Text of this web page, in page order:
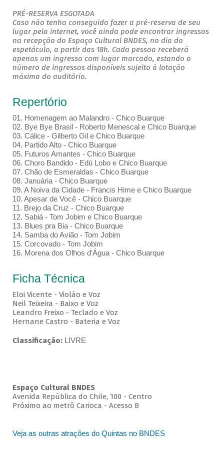
PRÉ-RESERVA ESGOTADA
Caso não tenha conseguido fazer a pré-reserva de seu
lugar pela internet, você ainda pode encontrar ingressos
na recepção do Espaço Cultural BNDES, no dia do
espetáculo, a partir das 18h. Cada pessoa receberá
apenas um ingresso com lugar marcado, estando o
número de ingressos disponíveis sujeito à lotação
máxima do auditório.
Repertório
01. Homenagem ao Malandro - Chico Buarque
02. Bye Bye Brasil - Roberto Menescal e Chico Buarque
03. Cálice - Gilberto Gil e Chico Buarque
04. Partido Alto - Chico Buarque
05. Futuros Amantes - Chico Buarque
06. Choro Bandido - Edú Lobo e Chico Buarque
07. Chão de Esmeraldas - Chico Buarque
08. Januária - Chico Buarque
09. A Noiva da Cidade - Francis Hime e Chico Buarque
10. Apesar de Você - Chico Buarque
11. Brejo da Cruz - Chico Buarque
12. Sabiá - Tom Jobim e Chico Buarque
13. Blues pra Bia - Chico Buarque
14. Samba do Avião - Tom Jobim
15. Corcovado - Tom Jobim
16. Morena dos Olhos d'Água - Chico Buarque
Ficha Técnica
Eloi Vicente - Violão e Voz
Neil Teixeira - Baixo e Voz
Leandro Freixo - Teclado e Voz
Hernane Castro - Bateria e Voz
Classificação: LIVRE
Espaço Cultural BNDES
Avenida República do Chile, 100 - Centro
Próximo ao metrô Carioca - Acesso B
Veja as outras atrações do Quintas no BNDES